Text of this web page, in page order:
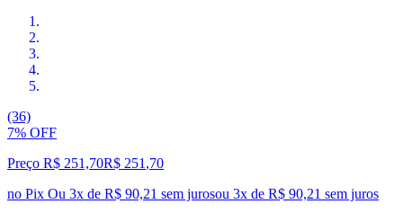
(36)
7% OFF
Preço R$ 251,70R$ 251 ,70
no Pix Ou 3x de R$ 90,21 sem jurosou 3x de R$ 90,21 sem juros